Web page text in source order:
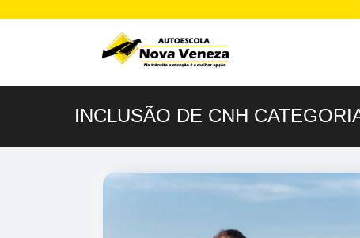
INCLUSÃO DE CNH